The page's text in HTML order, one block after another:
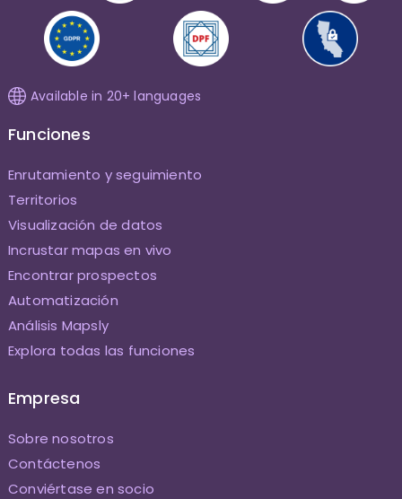
Available in 20+ languages
Funciones
Enrutamiento y seguimiento
Territorios
Visualización de datos
Incrustar mapas en vivo
Encontrar prospectos
Automatización
Análisis Mapsly
Explora todas las funciones
Empresa
Sobre nosotros
Contáctenos
Conviértase en socio